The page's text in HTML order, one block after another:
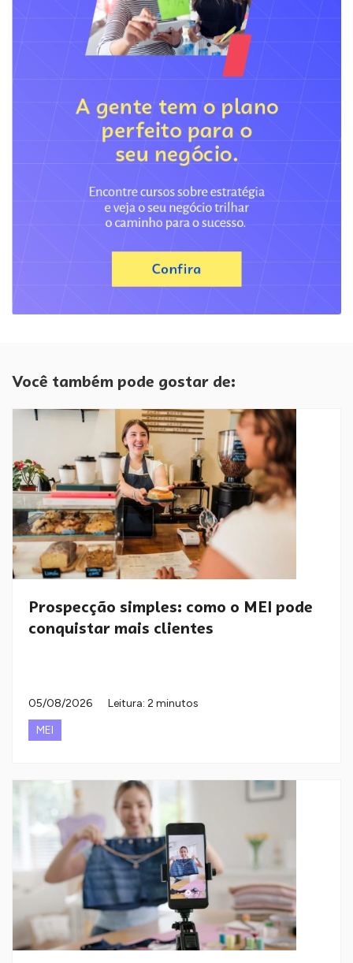
Você também pode gostar de:
Prospecção simples: como o MEI pode
conquistar mais clientes
05/08/2026
Leitura: 2 minutos
MEI